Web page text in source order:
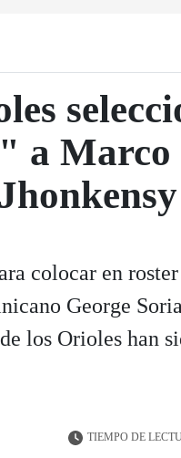
a Marco
colocar en
George
los Orioles han
TIEMPO DE